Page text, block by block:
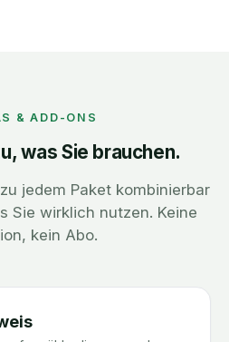
& ADD-ONS
was Sie brauchen.
jedem Paket kombinierbar
Sie wirklich nutzen. Keine
kein Abo.